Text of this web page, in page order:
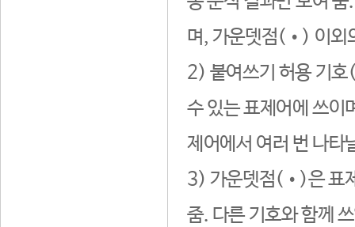
며, 가운뎃점(•) 이외
2) 붙여쓰기 허용 기호
수 있는 표제어에 쓰이
제어에서 여러 번 나타
3) 가운뎃점(•)은 표
줌. 다른 기호와 함께